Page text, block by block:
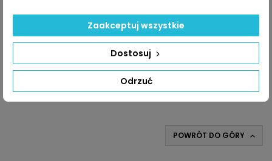
Turbosprężarka po regeneracji MARKA: Infiniti MODEL: Q50 |
Q60 KOD SILNIKA: M 274 POJEMNOŚĆ: 1991ccm 2.0 T MOC: 211KM
/ 155kW ROK PRODUKCJI: Od 2014r UWAGA: Alternatywna
turbosprężarka - INDEKS TX000661
Cena
1 800,00 zł
 Dodaj do koszyka
Ostatnie sztuki w magazynie
POWRÓT DO GÓRY 
Odrzuć
Dostosuj
Zaakceptuj wszystkie